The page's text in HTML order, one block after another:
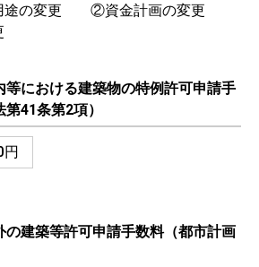
途の変更 ②資金計画の変更
等における建築物の特例許可申請手
41条第2項）
円
の建築等許可申請手数料（都市計画